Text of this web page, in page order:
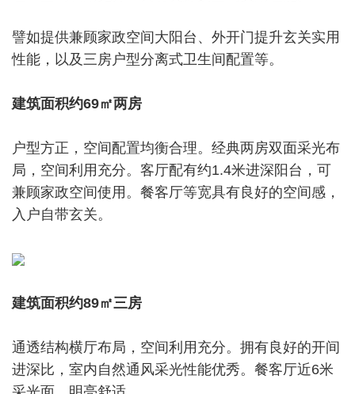
譬如提供兼顾家政空间大阳台、外开门提升玄关实用
性能，以及三房户型分离式卫生间配置等。
建筑面积约69㎡两房
户型方正，空间配置均衡合理。经典两房双面采光布
局，空间利用充分。客厅配有约1.4米进深阳台，可
兼顾家政空间使用。餐客厅等宽具有良好的空间感，
入户自带玄关。
建筑面积约89㎡三房
通透结构横厅布局，空间利用充分。拥有良好的开间
进深比，室内自然通风采光性能优秀。餐客厅近6米